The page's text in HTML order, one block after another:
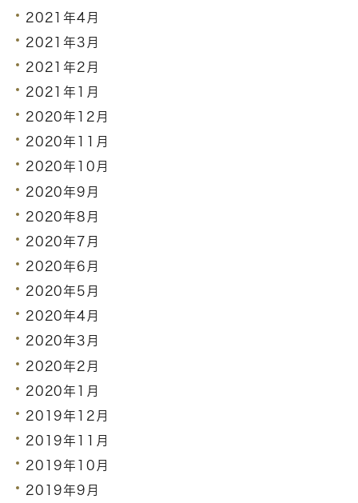
2021年4月
2021年3月
2021年2月
2021年1月
2020年12月
2020年11月
2020年10月
2020年9月
2020年8月
2020年7月
2020年6月
2020年5月
2020年4月
2020年3月
2020年2月
2020年1月
2019年12月
2019年11月
2019年10月
2019年9月